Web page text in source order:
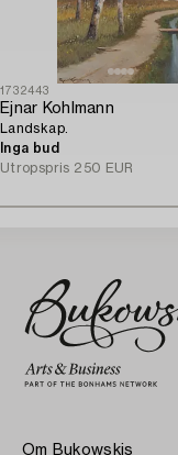
1732443
Ejnar Kohlmann
Landskap.
Inga bud
Utropspris 250 EUR
Om Bukowskis